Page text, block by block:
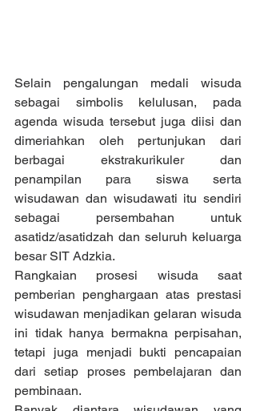
Selain pengalungan medali wisuda
sebagai simbolis kelulusan, pada
agenda wisuda tersebut juga diisi dan
dimeriahkan oleh pertunjukan dari
berbagai ekstrakurikuler dan
penampilan para siswa serta
wisudawan dan wisudawati itu sendiri
sebagai persembahan untuk
asatidz/asatidzah dan seluruh keluarga
besar SIT Adzkia.
Rangkaian prosesi wisuda saat
pemberian penghargaan atas prestasi
wisudawan menjadikan gelaran wisuda
ini tidak hanya bermakna perpisahan,
tetapi juga menjadi bukti pencapaian
dari setiap proses pembelajaran dan
pembinaan.